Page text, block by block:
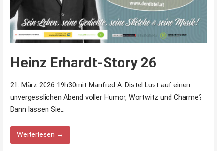
Heinz Erhardt-Story 26
21. März 2026 19h30mit Manfred A. Distel Lust auf einen
unvergesslichen Abend voller Humor, Wortwitz und Charme?
Dann lassen Sie…
Weiterlesen →